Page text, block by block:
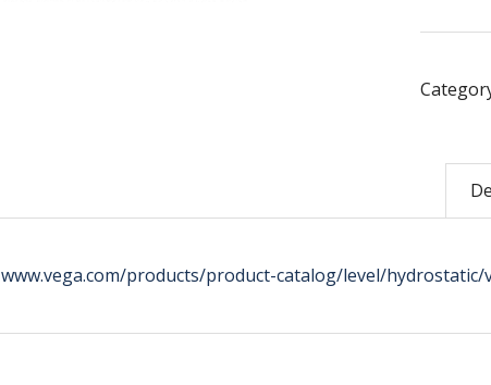
www.vega.com/products/product-catalog/level/hydrostatic/